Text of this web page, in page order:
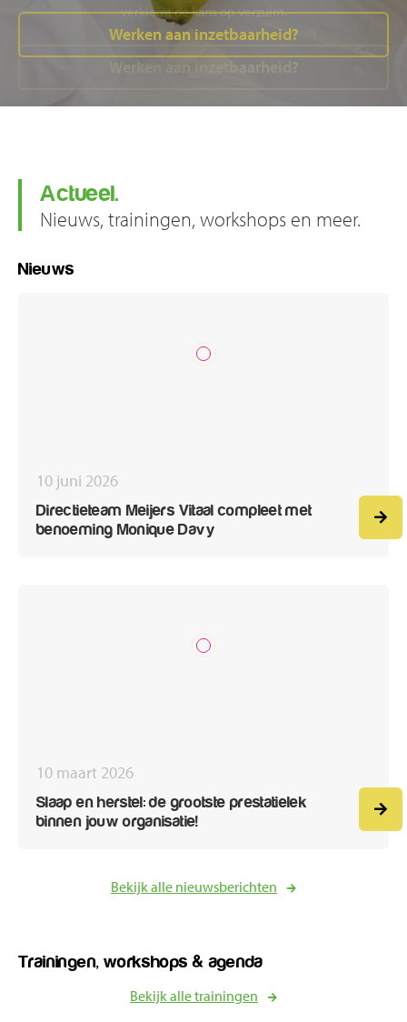
Werken aan inzetbaarheid?
verkleint de kans op verzuim.
Actueel.
Nieuws, trainingen, workshops en meer.
Nieuws
10 juni 2026
Directieteam Meijers Vitaal compleet met
benoeming Monique Davy
10 maart 2026
Slaap en herstel: de grootste prestatielek
binnen jouw organisatie!
Bekijk alle nieuwsberichten
Trainingen, workshops & agenda
Bekijk alle trainingen